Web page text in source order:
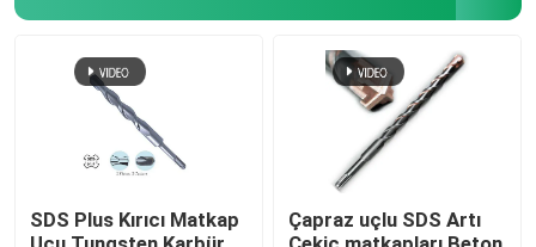
SDS Plus Kırıcı Matkap
Çapraz uçlu SDS Artı